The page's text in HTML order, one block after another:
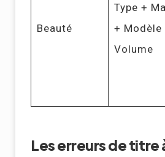
Beauté
Type +
+ Modèle
Volume
Les erreurs de titre